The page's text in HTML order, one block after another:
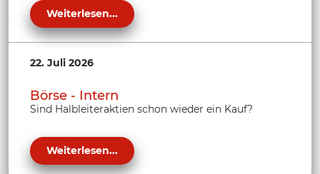
Weiterlesen...
22. Juli 2026
Börse - Intern
Sind Halbleiteraktien schon wieder ein Kauf?
Weiterlesen...